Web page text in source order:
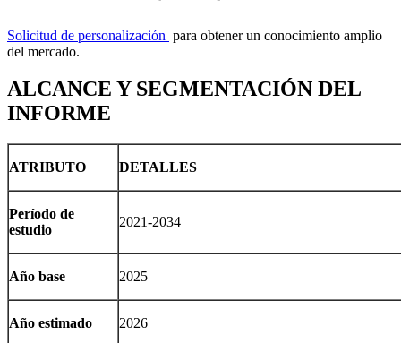
Solicitud de personalización para obtener un conocimiento amplio
del mercado.
ALCANCE Y SEGMENTACIÓN DEL
INFORME
ATRIBUTO DETALLES
Período de
estudio
2021-2034
Año base 2025
Año estimado 2026